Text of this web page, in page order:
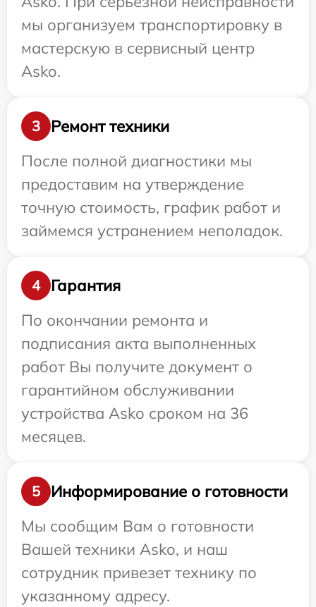
мы организуем транспортировку в
мастерскую в сервисный центр
Asko.
3
Ремонт техники
После полной диагностики мы
предоставим на утверждение
точную стоимость, график работ и
займемся устранением неполадок.
4
Гарантия
По окончании ремонта и
подписания акта выполненных
работ Вы получите документ о
гарантийном обслуживании
устройства Asko сроком на 36
месяцев.
5
Информирование о готовности
Мы сообщим Вам о готовности
Вашей техники Asko, и наш
сотрудник привезет технику по
указанному адресу.